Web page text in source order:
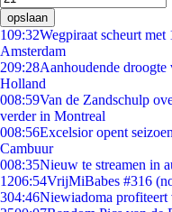
opslaan
109:32Wegpiraat scheurt
Amsterdam
209:28Aanhoudende
Holland
008:59Van de Zandschulp
verder in Montreal
008:56Excelsior opent
Cambuur
008:35Nieuw te streamen in
1206:54VrijMiBabes #316
304:46Niewiadoma profiteert